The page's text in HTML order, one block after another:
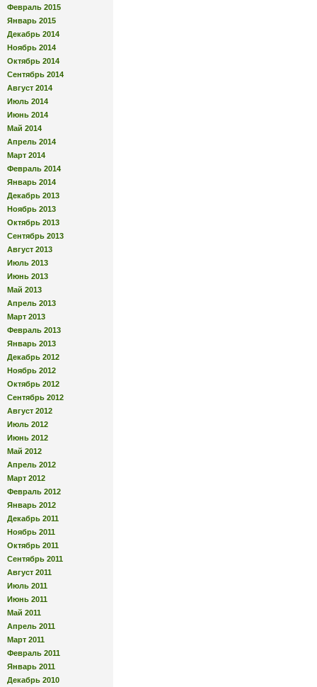
Февраль 2015
Январь 2015
Декабрь 2014
Ноябрь 2014
Октябрь 2014
Сентябрь 2014
Август 2014
Июль 2014
Июнь 2014
Май 2014
Апрель 2014
Март 2014
Февраль 2014
Январь 2014
Декабрь 2013
Ноябрь 2013
Октябрь 2013
Сентябрь 2013
Август 2013
Июль 2013
Июнь 2013
Май 2013
Апрель 2013
Март 2013
Февраль 2013
Январь 2013
Декабрь 2012
Ноябрь 2012
Октябрь 2012
Сентябрь 2012
Август 2012
Июль 2012
Июнь 2012
Май 2012
Апрель 2012
Март 2012
Февраль 2012
Январь 2012
Декабрь 2011
Ноябрь 2011
Октябрь 2011
Сентябрь 2011
Август 2011
Июль 2011
Июнь 2011
Май 2011
Апрель 2011
Март 2011
Февраль 2011
Январь 2011
Декабрь 2010